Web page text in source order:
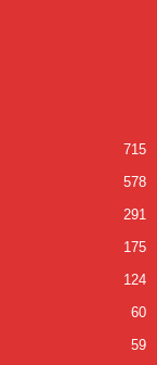
715
578
291
175
124
60
59